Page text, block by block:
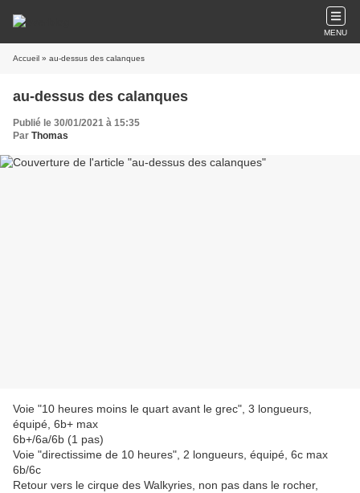
MENU
Accueil » au-dessus des calanques
au-dessus des calanques
Publié le 30/01/2021 à 15:35
Par Thomas
Voie "10 heures moins le quart avant le grec", 3 longueurs,
équipé, 6b+ max
6b+/6a/6b (1 pas)
Voie "directissime de 10 heures", 2 longueurs, équipé, 6c max
6b/6c
Retour vers le cirque des Walkyries, non pas dans le rocher,